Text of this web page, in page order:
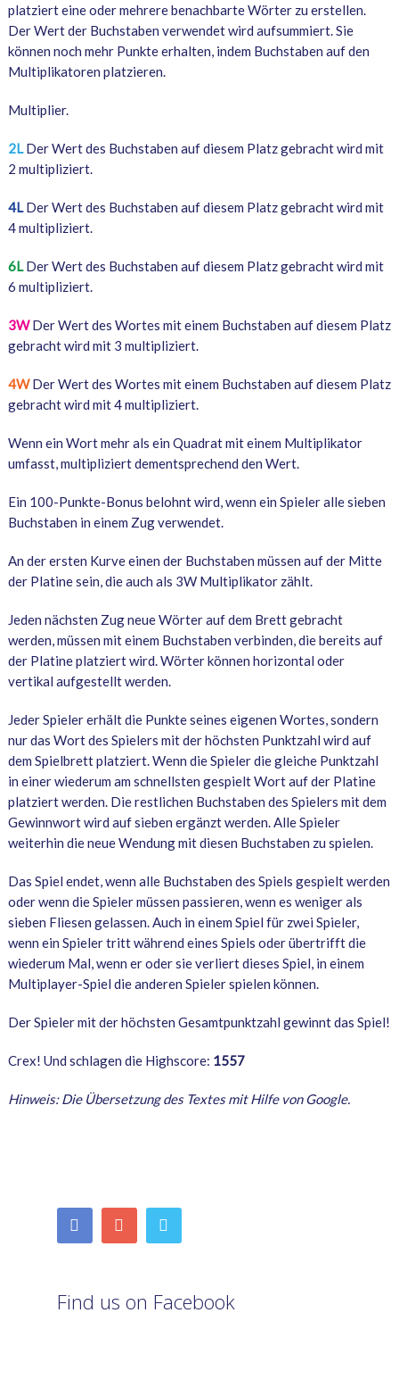
platziert eine oder mehrere benachbarte Wörter zu erstellen.
Der Wert der Buchstaben verwendet wird aufsummiert. Sie
können noch mehr Punkte erhalten, indem Buchstaben auf den
Multiplikatoren platzieren.
Multiplier.
2L Der Wert des Buchstaben auf diesem Platz gebracht wird mit
2 multipliziert.
4L Der Wert des Buchstaben auf diesem Platz gebracht wird mit
4 multipliziert.
6L Der Wert des Buchstaben auf diesem Platz gebracht wird mit
6 multipliziert.
3WDer Wert des Wortes mit einem Buchstaben auf diesem Platz
gebracht wird mit 3 multipliziert.
4WDer Wert des Wortes mit einem Buchstaben auf diesem Platz
gebracht wird mit 4 multipliziert.
Wenn ein Wort mehr als ein Quadrat mit einem Multiplikator
umfasst, multipliziert dementsprechend den Wert.
Ein 100-Punkte-Bonus belohnt wird, wenn ein Spieler alle sieben
Buchstaben in einem Zug verwendet.
An der ersten Kurve einen der Buchstaben müssen auf der Mitte
der Platine sein, die auch als 3W Multiplikator zählt.
Jeden nächsten Zug neue Wörter auf dem Brett gebracht
werden, müssen mit einem Buchstaben verbinden, die bereits auf
der Platine platziert wird. Wörter können horizontal oder
vertikal aufgestellt werden.
Jeder Spieler erhält die Punkte seines eigenen Wortes, sondern
nur das Wort des Spielers mit der höchsten Punktzahl wird auf
dem Spielbrett platziert. Wenn die Spieler die gleiche Punktzahl
in einer wiederum am schnellsten gespielt Wort auf der Platine
platziert werden. Die restlichen Buchstaben des Spielers mit dem
Gewinnwort wird auf sieben ergänzt werden. Alle Spieler
weiterhin die neue Wendung mit diesen Buchstaben zu spielen.
Das Spiel endet, wenn alle Buchstaben des Spiels gespielt werden
oder wenn die Spieler müssen passieren, wenn es weniger als
sieben Fliesen gelassen. Auch in einem Spiel für zwei Spieler,
wenn ein Spieler tritt während eines Spiels oder übertrifft die
wiederum Mal, wenn er oder sie verliert dieses Spiel, in einem
Multiplayer-Spiel die anderen Spieler spielen können.
Der Spieler mit der höchsten Gesamtpunktzahl gewinnt das Spiel!
Crex! Und schlagen die Highscore: 1557
Hinweis: Die Übersetzung des Textes mit Hilfe von Google.
Find us on Facebook